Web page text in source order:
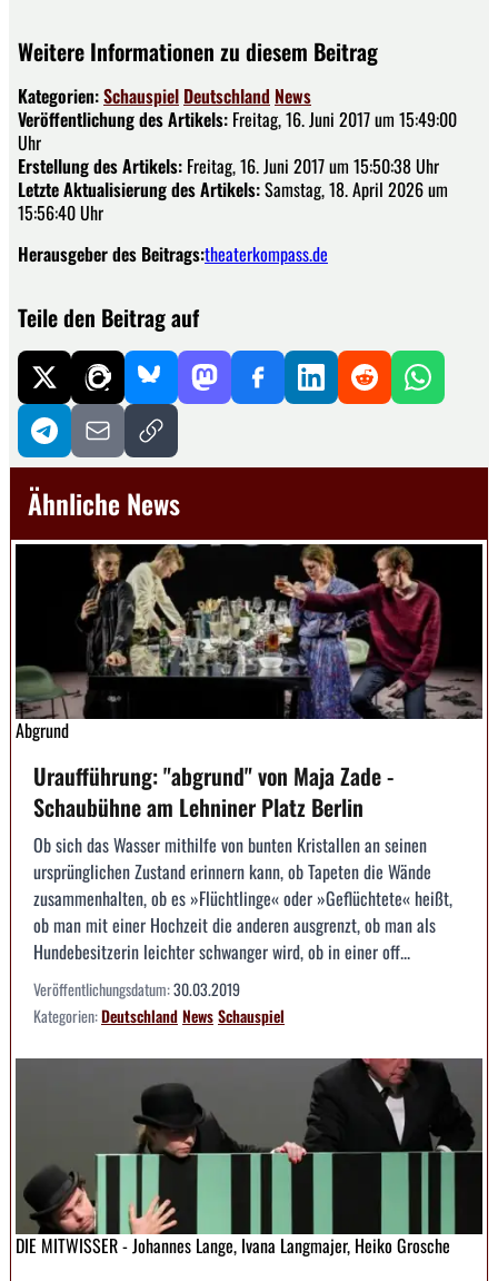
Weitere Informationen zu diesem Beitrag
Kategorien:Schauspiel Deutschland News
Veröffentlichung des Artikels: Freitag, 16. Juni 2017 um 15:49:00
Uhr
Erstellung des Artikels: Freitag, 16. Juni 2017 um 15:50:38 Uhr
Letzte Aktualisierung des Artikels:Samstag, 18. April 2026 um
15:56:40 Uhr
Herausgeber des Beitrags:theaterkompass.de
Teile den Beitrag auf
Ähnliche News
Abgrund
Uraufführung: "abgrund" von Maja Zade -
Schaubühne am Lehniner Platz Berlin
Ob sich das Wasser mithilfe von bunten Kristallen an seinen
ursprünglichen Zustand erinnern kann, ob Tapeten die Wände
zusammenhalten, ob es »Flüchtlinge« oder »Geflüchtete« heißt,
ob man mit einer Hochzeit die anderen ausgrenzt, ob man als
Hundebesitzerin leichter schwanger wird, ob in einer off...
Veröffentlichungsdatum:30.03.2019
Kategorien:DeutschlandNewsSchauspiel
DIE MITWISSER - Johannes Lange, Ivana Langmajer, Heiko Grosche